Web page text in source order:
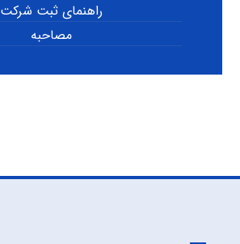
راهنمای ثبت شرکت
مصاحبه